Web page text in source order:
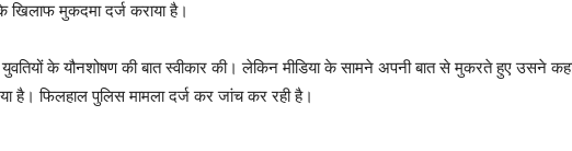
के खिलाफ मुकदमा दर्ज कराया है।
युवतियों के यौनशोषण की बात स्वीकार की। लेकिन मीडिया के सामने अपनी बात से मुकरते हुए
है। फिलहाल पुलिस मामला दर्ज कर जांच कर रही है।